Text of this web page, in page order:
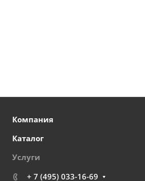
Компания
Каталог
Услуги
+ 7 (495) 033-16-69